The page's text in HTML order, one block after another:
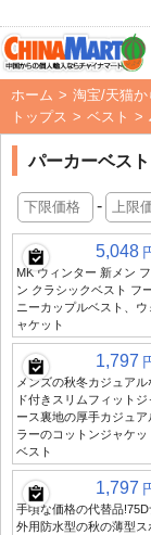
ホーム > 淘宝/天猫か
トップス > ベスト >
パーカーベスト
-
5,048
MK ウィンター 新メン
ン クラシックベスト フ
ニーカップルベスト、
ャケット
1,797
メンズの秋冬カジュア
ド付きスリムフィットジ
ース裏地の厚手カジュ
ラーのコットンジャケ
ベスト
1,797
手頃な価格の代替品
外用防水型の秋の薄型ス